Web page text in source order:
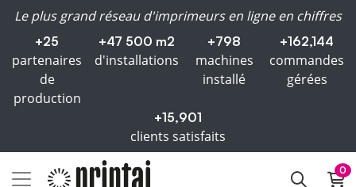
Le plus grand réseau d'imprimeurs en ligne en chiffres
+25
partenaires
de
production
+47 500 m2
d'installations
+798
machines
installé
+162,144
commandes
gérées
+15,901
clients satisfaits
0